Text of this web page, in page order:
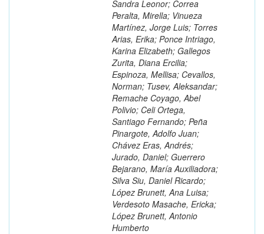
Sandra Leonor; Correa
Peralta, Mirella; Vinueza
Martínez, Jorge Luis; Torres
Arias, Erika; Ponce Intriago,
Karina Elizabeth; Gallegos
Zurita, Diana Ercilia;
Espinoza, Mellisa; Cevallos,
Norman; Tusev, Aleksandar;
Remache Coyago, Abel
Polivio; Celi Ortega,
Santiago Fernando; Peña
Pinargote, Adolfo Juan;
Chávez Eras, Andrés;
Jurado, Daniel; Guerrero
Bejarano, María Auxiliadora;
Silva Siu, Daniel Ricardo;
López Brunett, Ana Luisa;
Verdesoto Masache, Ericka;
López Brunett, Antonio
Humberto